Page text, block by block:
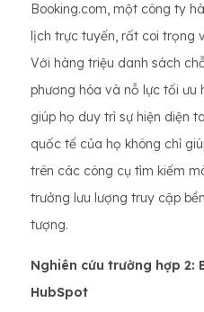
Booking.com, một công ty
lịch trực tuyến, rất coi trọng
Với hàng triệu danh sách
phương hóa và nỗ lực tối ưu
giúp họ duy trì sự hiện diện
quốc tế của họ không chỉ
trên các công cụ tìm kiếm
trưởng lưu lượng truy cập
tượng.
Nghiên cứu trường hợp 2:
HubSpot